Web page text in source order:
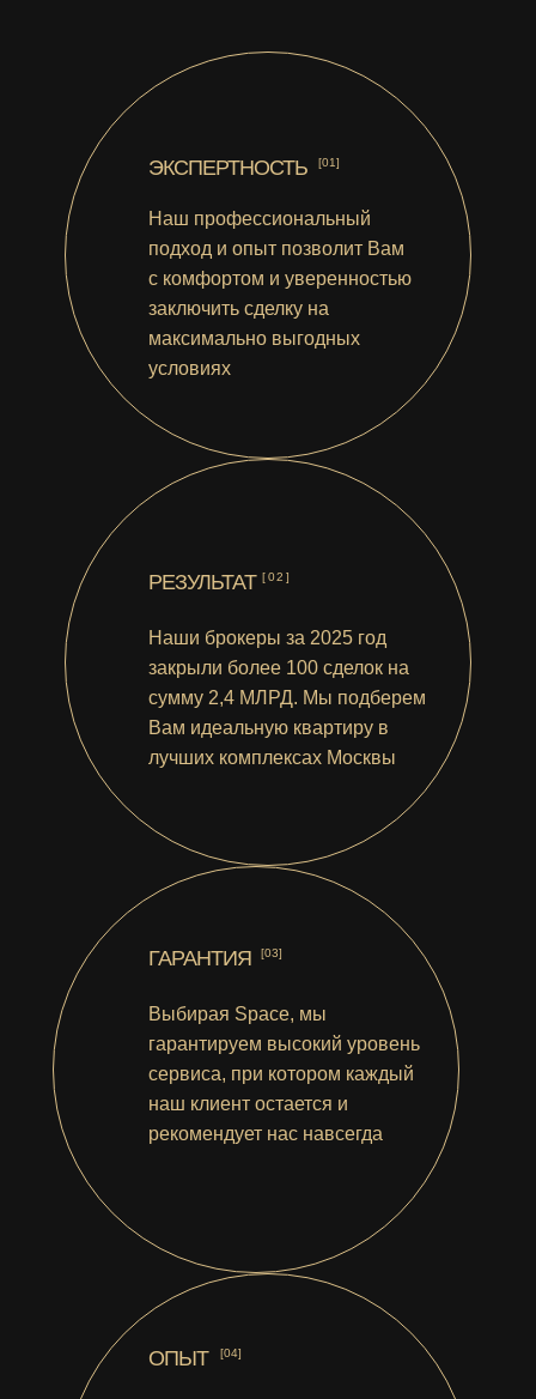
ЭКСПЕРТНОСТЬ
Наш профессиональный
подход и опыт позволит Вам
с комфортом и уверенностью
заключить сделку на
максимально выгодных
условиях
[01]
ГАРАНТИЯ
Выбирая Space, мы
гарантируем высокий уровень
сервиса, при котором каждый
наш клиент остается и
рекомендует нас навсегда
[03]
РЕЗУЛЬТАТ
Наши брокеры за 2025 год
закрыли более 100 сделок на
сумму 2,4 МЛРД. Мы подберем
Вам идеальную квартиру в
лучших комплексах Москвы
[02]
ОПЫТ [04]